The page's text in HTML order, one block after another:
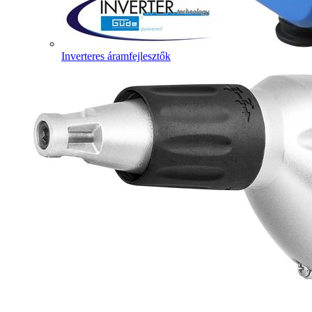
Inverteres áramfejlesztők